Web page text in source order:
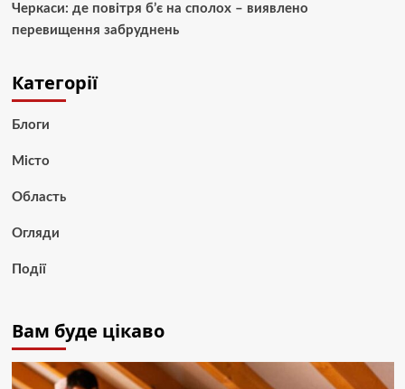
Черкаси: де повітря б’є на сполох – виявлено
перевищення забруднень
Категорії
Блоги
Місто
Область
Огляди
Події
Вам буде цікаво